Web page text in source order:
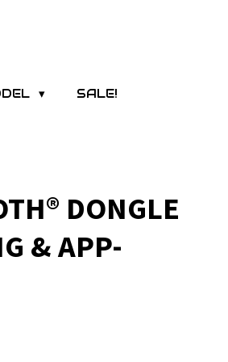
SALE!
DONGLE
& APP-